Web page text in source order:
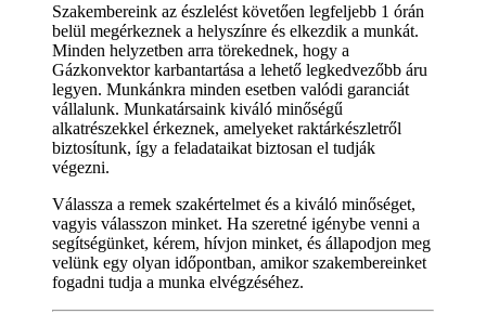
Szakembereink az észlelést követően legfeljebb 1 órán
belül megérkeznek a helyszínre és elkezdik a munkát.
Minden helyzetben arra törekednek, hogy a
Gázkonvektor karbantartása a lehető legkedvezőbb áru
legyen. Munkánkra minden esetben valódi garanciát
vállalunk. Munkatársaink kiváló minőségű
alkatrészekkel érkeznek, amelyeket raktárkészletről
biztosítunk, így a feladataikat biztosan el tudják
végezni.
Válassza a remek szakértelmet és a kiváló minőséget,
vagyis válasszon minket. Ha szeretné igénybe venni a
segítségünket, kérem, hívjon minket, és állapodjon meg
velünk egy olyan időpontban, amikor szakembereinket
fogadni tudja a munka elvégzéséhez.